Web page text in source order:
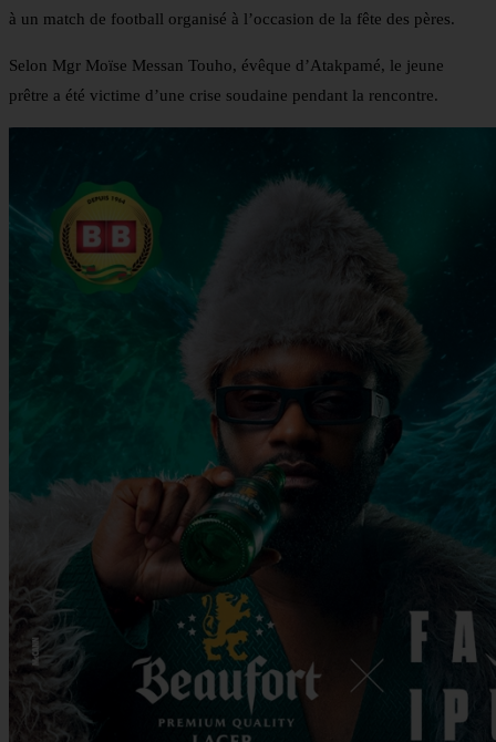
à un match de football organisé à l’occasion de la fête des pères.
Selon Mgr Moïse Messan Touho, évêque d’Atakpamé, le jeune
prêtre a été victime d’une crise soudaine pendant la rencontre.